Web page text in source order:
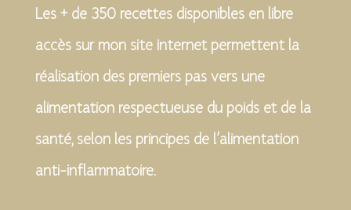
Les + de 350 recettes disponibles en libre
accès sur mon site internet permettent la
réalisation des premiers pas vers une
alimentation respectueuse du poids et de la
santé, selon les principes de l’alimentation
anti-inflammatoire.